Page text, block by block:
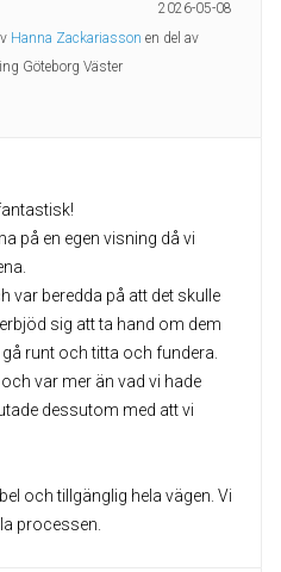
2026-05-08
Hanna Zackariasson en del av
Göteborg Väster
på en egen visning då vi
var beredda på att det skulle
sig att ta hand om dem
runt och titta och fundera.
var mer än vad vi hade
dessutom med att vi
och tillgänglig hela vägen. Vi
processen.